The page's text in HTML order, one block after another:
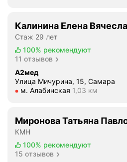
Калинина Елена
Стаж 29 лет
100% рекомендуют
11 отзывов
А2мед
Улица Мичурина, 15, Самара
Метро м. Алабинская
м. Алабинская 1,03 км
Миронова Татьяна
КМН
100% рекомендуют
15 отзывов